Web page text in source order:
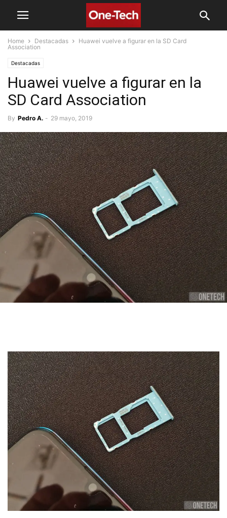
Home Destacadas
Huawei vuelve a figurar en la SD Card
Association
Destacadas
Huawei vuelve a figurar en la
SD Card Association
By Pedro A. - 29 mayo, 2019